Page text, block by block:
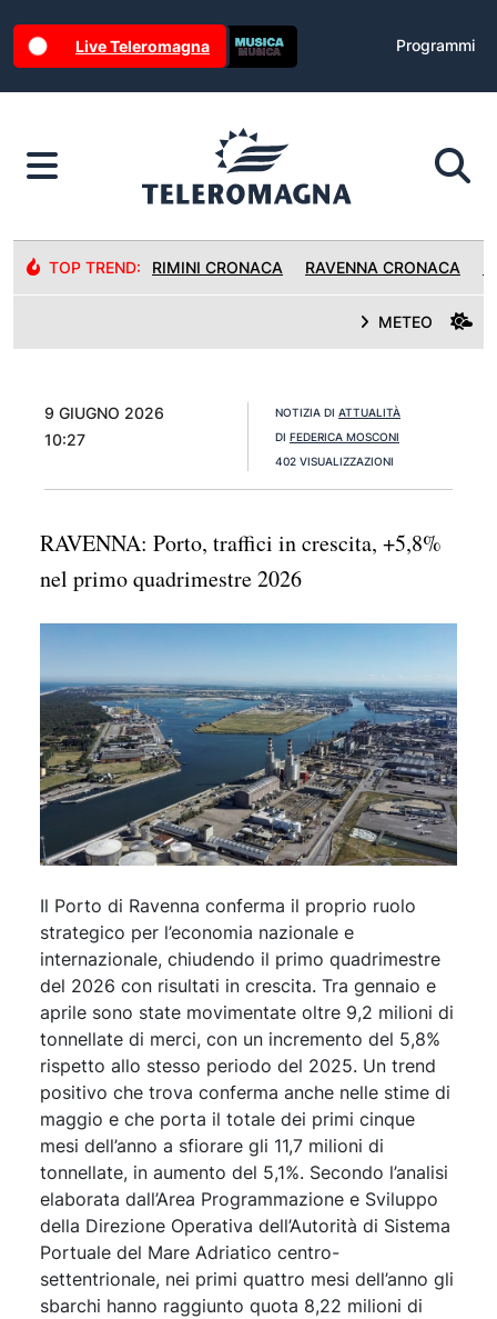
Live Teleromagna Programmi
TOP TREND: RIMINI CRONACA RAVENNA CRONACA
METEO
9 GIUGNO 2026
10:27
NOTIZIA DI ATTUALITÀ
DI FEDERICA MOSCONI
402 VISUALIZZAZIONI
RAVENNA: Porto, traffici in crescita, +5,8%
nel primo quadrimestre 2026
Il Porto di Ravenna conferma il proprio ruolo
strategico per l’economia nazionale e
internazionale, chiudendo il primo quadrimestre
del 2026 con risultati in crescita. Tra gennaio e
aprile sono state movimentate oltre 9,2 milioni di
tonnellate di merci, con un incremento del 5,8%
rispetto allo stesso periodo del 2025. Un trend
positivo che trova conferma anche nelle stime di
maggio e che porta il totale dei primi cinque
mesi dell’anno a sfiorare gli 11,7 milioni di
tonnellate, in aumento del 5,1%. Secondo l’analisi
elaborata dall’Area Programmazione e Sviluppo
della Direzione Operativa dell’Autorità di Sistema
Portuale del Mare Adriatico centro-
settentrionale, nei primi quattro mesi dell’anno gli
sbarchi hanno raggiunto quota 8,22 milioni di